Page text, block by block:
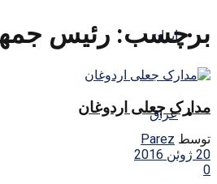
ایران
عراق
برچسب: رئیس
مدارک جعلی اردوغان
توسط Parez
20 ژوئن 2016
0